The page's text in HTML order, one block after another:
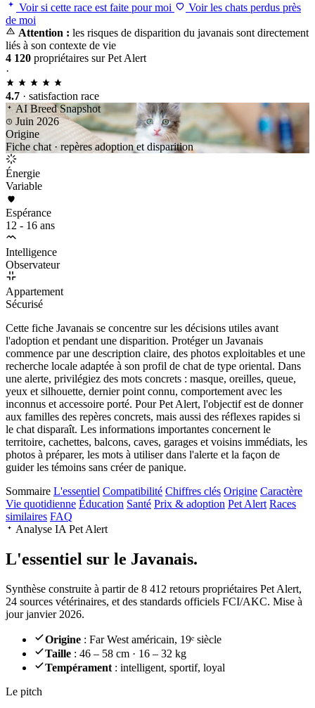
Voir si cette race est faite pour moi
Voir les chats perdus près
de moi
Attention : les risques de disparition du javanais sont directement
liés à son contexte de vie
4 120 propriétaires sur Pet Alert
·
4.7 · satisfaction race
AI Breed Snapshot
Juin 2026
Origine
Fiche chat · repères adoption et disparition
Énergie
Variable
Espérance
12 - 16 ans
Intelligence
Observateur
Appartement
Sécurisé
Cette fiche Javanais se concentre sur les décisions utiles avant
l'adoption et pendant une disparition. Protéger un Javanais
commence par une description claire, des photos exploitables et une
recherche locale adaptée à son profil de chat de type oriental. Dans
une alerte, privilégiez des mots concrets : masque, oreilles, queue,
yeux et silhouette, dernier point connu, comportement avec les
inconnus et accessoire porté. Pour Pet Alert, l'objectif est de donner
aux familles des repères concrets, mais aussi des réflexes rapides si
le chat disparaît. Les informations importantes concernent le
territoire, cachettes, balcons, caves, garages et voisins immédiats, les
photos à préparer, les mots à utiliser dans l'alerte et la façon de
guider les témoins sans créer de panique.
Sommaire L'essentiel Compatibilité Chiffres clés Origine Caractère
Vie quotidienne Éducation Santé Prix & adoption Pet Alert Races
similaires FAQ
Analyse IA Pet Alert
L'essentiel sur le Javanais.
Synthèse construite à partir de 8 412 retours propriétaires Pet Alert,
24 sources vétérinaires, et des standards officiels FCI/AKC. Mise à
jour janvier 2026.
Origine : Far West américain, 19ᵉ siècle
Taille : 46 – 58 cm · 16 – 32 kg
Tempérament : intelligent, sportif, loyal
Le pitch